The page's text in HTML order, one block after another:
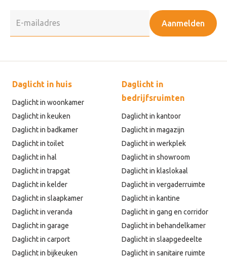
Aanmelden
Daglicht in huis
Daglicht in woonkamer
Daglicht in keuken
Daglicht in badkamer
Daglicht in toilet
Daglicht in hal
Daglicht in trapgat
Daglicht in kelder
Daglicht in slaapkamer
Daglicht in veranda
Daglicht in garage
Daglicht in carport
Daglicht in bijkeuken
Daglicht in
bedrijfsruimten
Daglicht in kantoor
Daglicht in magazijn
Daglicht in werkplek
Daglicht in showroom
Daglicht in klaslokaal
Daglicht in vergaderruimte
Daglicht in kantine
Daglicht in gang en corridor
Daglicht in behandelkamer
Daglicht in slaapgedeelte
Daglicht in sanitaire ruimte